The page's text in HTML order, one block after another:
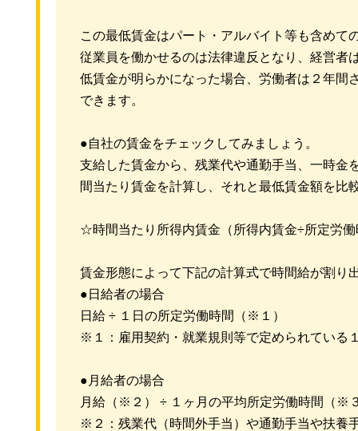
この最低賃金はパート・アルバイト等も含めて
従業員を働かせるのは法律違反となり、経営者
低賃金が明らかになった場合、労働者は２年間
できます。
●自社の賃金をチェックしてみましょう。
支給した賃金から、残業代や通勤手当、一時金
間当たり賃金を計算し、それと最低賃金額を比
☆時間当たり所得内賃金（所得内賃金÷所定労
賃金形態によって下記の計算式で時間給が割り
●日給者の場合
日給 ÷ １日の所定労働時間（※１）
※１：雇用契約・就業規則等で定められている
●月給者の場合
月給（※２） ÷ １ヶ月の平均所定労働時間（※
※２：残業代（時間外手当）や通勤手当や扶養